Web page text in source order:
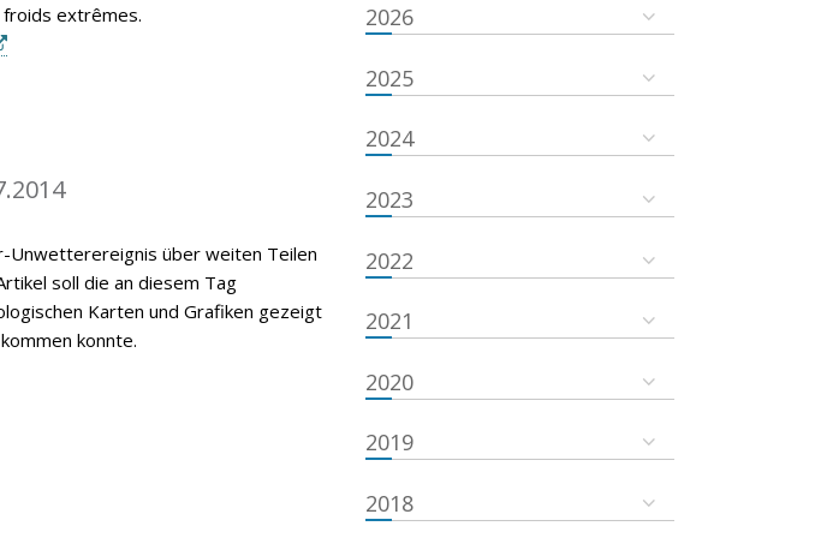
extrêmes.
Unwetterereignis über weiten Teilen
soll die an diesem Tag
Karten und Grafiken gezeigt
konnte.
2026
2025
2024
2023
2022
2021
2020
2019
2018